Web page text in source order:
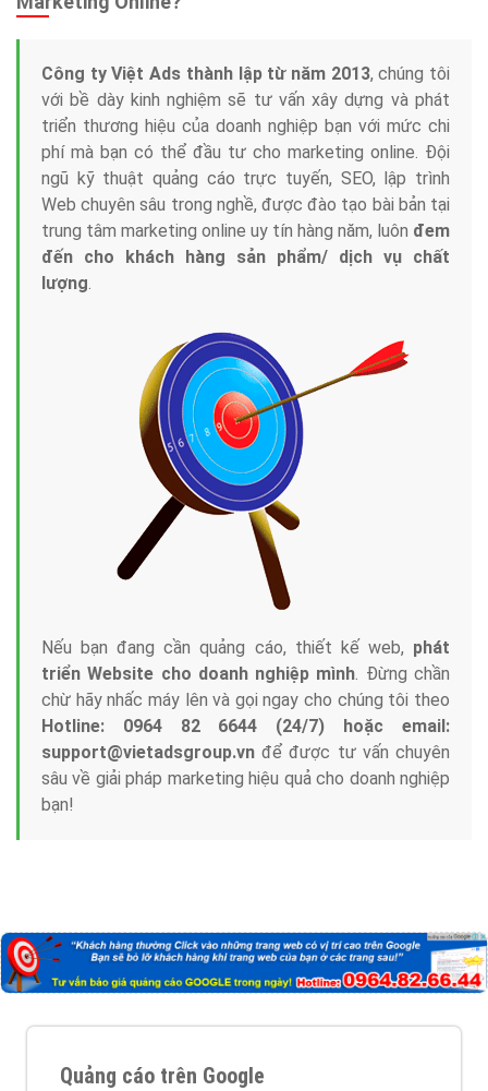
Công ty Việt Ads thành lập từ năm 2013, chúng tôi
với bề dày kinh nghiệm sẽ tư vấn xây dựng và phát
triển thương hiệu của doanh nghiệp bạn với mức chi
phí mà bạn có thể đầu tư cho marketing online. Đội
ngũ kỹ thuật quảng cáo trực tuyến, SEO, lập trình
Web chuyên sâu trong nghề, được đào tạo bài bản tại
trung tâm marketing online uy tín hàng năm, luôn đem
đến cho khách hàng sản phẩm/ dịch vụ chất
lượng.
Nếu bạn đang cần quảng cáo, thiết kế web, phát
triển Website cho doanh nghiệp mình. Đừng chần
chừ hãy nhấc máy lên và gọi ngay cho chúng tôi theo
Hotline: 0964 82 6644 (24/7) hoặc email:
support@vietadsgroup.vn để được tư vấn chuyên
sâu về giải pháp marketing hiệu quả cho doanh nghiệp
bạn!
Quảng cáo trên Google